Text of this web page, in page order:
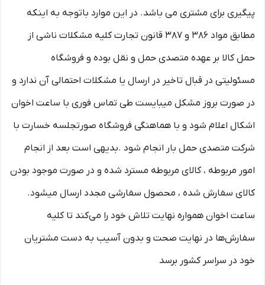
پیگیری برای مشتری می باشد. در این موارد باتوجه به اینکه
مطابق مواد ۳۸۶ و ۳۸۷ قانون تجارت کلیه مشکلات ناشی از
حمل کالا بر عهده متصدی حمل و نقل بوده و فروشگاه
مسئولیتی در قبال تاخیر در ارسال یا مشکلات احتمالی آن ندارد و
در صورت بروز مشکل میبایست طی تماس فوری با ساعت اخوان
اشکال اعلام شود و با هماهنگی فروشگاه صورتجلسه خسارت با
شرکت متصدی حمل بار انجام شود .بدیهی است بعد از انجام
امور مربوطه ، کالای مربوطه مسترد شده و در صورت موجود بودن
کالای سفارش شده ، محصول سفارشی مجدد ارسال میشود.
ساعت اخوان همواره نهایت تلاش خود را می‏‌کند تا کلیه
سفارش‏‌ها در نهایت صحت و بدون آسیب به دست مشتریان
خود در سراسر کشور برسد